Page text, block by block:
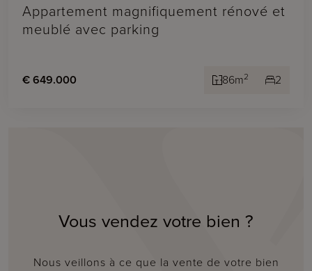
Appartement magnifiquement rénové et
meublé avec parking
€ 649.000 86m2 2
Vous vendez votre bien ?
Nous veillons à ce que la vente de votre bien